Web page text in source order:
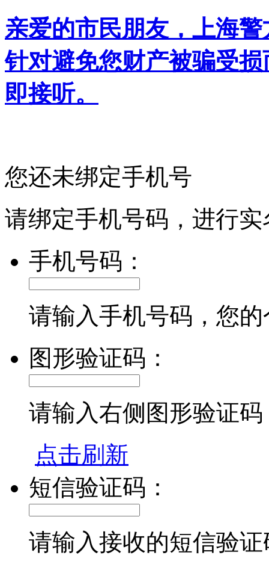
亲爱的市民朋友，上海
针对避免您财产被骗受
即接听。
您还未绑定手机号
请绑定手机号码，进行
手机号码：
请输入手机号码，您
图形验证码：
请输入右侧图形验证码
点击刷新
短信验证码：
请输入接收的短信验证